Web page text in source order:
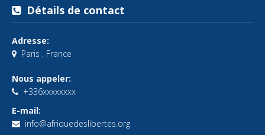
Détails de contact
Adresse:
Paris , France
Nous appeler:
+336xxxxxxxx
E-mail:
info@afriquedeslibertes.org